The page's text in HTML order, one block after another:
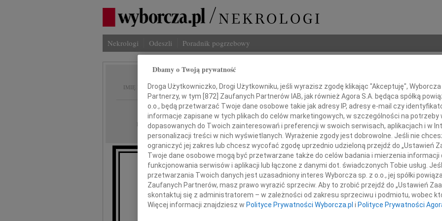
Nekrologi Odeszli Poradnik pogrzebowy
IMIĘ I NAZWISKO: Anna Cielecka
REGION: Warszawa
DATA EMISJI: 04.05.2026
Z głębokim smutkiem zawiadamiamy,
że dnia 25 kwietnia 2026 roku, przeżywszy 99 lat, zmarła
Imię i
INNE
W
Z
Ewa
W
Dbamy o Twoją prywatność
Droga Użytkowniczko, Drogi Użytkowniku, jeśli wyrazisz zgodę klikając "Akceptuję",
Partnerzy, w tym [ 872 ] Zaufanych Partnerów IAB, jak również Agora S.A. będąca spółką
o.o., będą przetwarzać Twoje dane osobowe takie jak adresy IP, adresy e-mail czy
informacje zapisane w tych plikach do celów marketingowych, w szczególności na potrzeby
dopasowanych do Twoich zainteresowań i preferencji w swoich serwisach, aplikacjach i w
personalizacji treści w nich wyświetlanych. Wyrażenie zgody jest dobrowolne. Jeśli nie
ograniczyć jej zakres lub chcesz wycofać zgodę uprzednio udzieloną przejdź do „Ustawień
Twoje dane osobowe mogą być przetwarzane także do celów badania i mierzenia
funkcjonowania serwisów i aplikacji lub łączone z danymi dot. świadczonych Tobie usług.
przetwarzania Twoich danych jest uzasadniony interes Wyborcza sp. z o.o., jej spółki
Zaufanych Partnerów, masz prawo wyrazić sprzeciw. Aby to zrobić przejdź do „Ustawień
skontaktuj się z administratorem – w zależności od zakresu sprzeciwu i podmiotu, wobec
Więcej informacji znajdziesz w Polityce Prywatności Wyborcza.pl i Polityce Prywatności